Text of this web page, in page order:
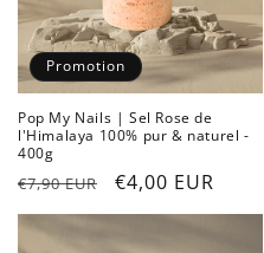
Promotion
Pop My Nails | Sel Rose de
l'Himalaya 100% pur & naturel -
400g
Prix
habituel
€7,90 EUR
Prix
promotionnel
€4,00 EUR